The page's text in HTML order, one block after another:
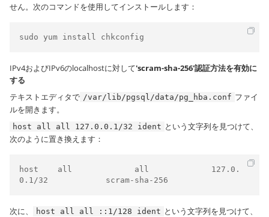
せん。次のコマンドを使用してインストールします：
sudo yum install chkconfig
IPv4およびIPv6のlocalhostに対して'scram-sha-256'認証方法を有効に
する
テキストエディタで /var/lib/pgsql/data/pg_hba.conf ファイ
ルを開きます。
host all all 127.0.0.1/32 ident という文字列を見つけて、
次のように置き換えます：
host    all             all             127.0.
次に、 host all all ::1/128 ident という文字列を見つけて、